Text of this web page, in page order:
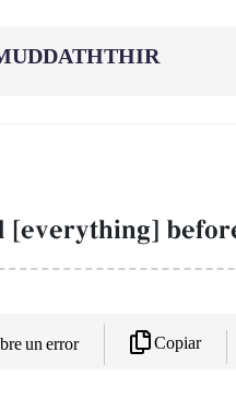
[everything]
un error Copiar